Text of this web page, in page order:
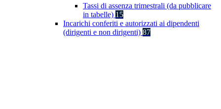
Tassi di assenza trimestrali (da pubblicare
in tabelle) 15
Incarichi conferiti e autorizzati ai dipendenti
(dirigenti e non dirigenti) 87